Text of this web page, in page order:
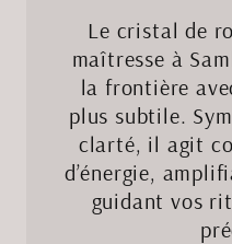
Le cristal de
maîtresse à
la frontière
plus subtile.
clarté, il agit
d’énergie,
guidant vos